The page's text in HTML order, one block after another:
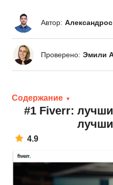
Проверено: Эмили
Автор:
Содержание
#1 Fiverr:
4.9